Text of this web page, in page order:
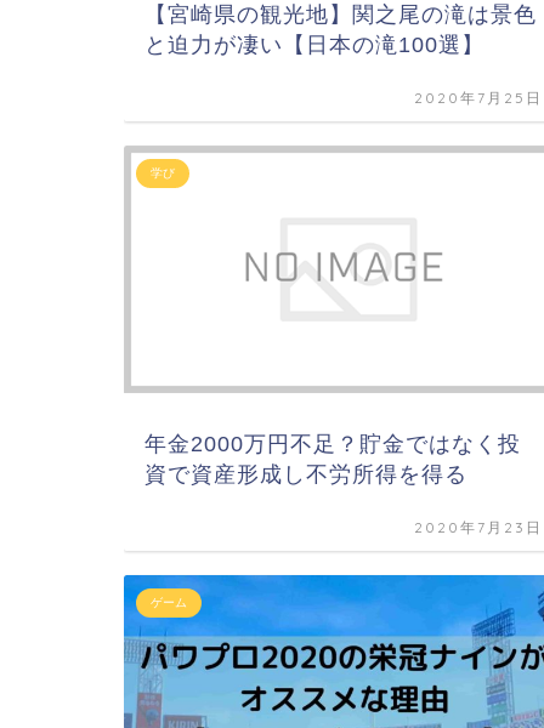
【宮崎県の観光地】関之尾の滝は景色
と迫力が凄い【日本の滝100選】
2020年7月25日
学び
年金2000万円不足？貯金ではなく投
資で資産形成し不労所得を得る
2020年7月23日
ゲーム